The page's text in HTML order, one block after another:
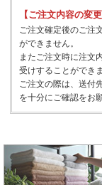
【ご注文内容の変
ご注文確定後のご注
ができません。
またご注文時に注文
受けすることができ
ご注文の際は、送付
を十分にご確認をお